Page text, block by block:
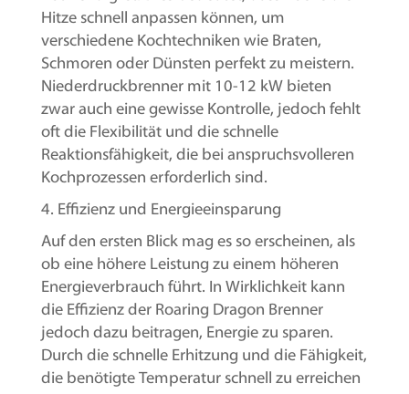
Hitze schnell anpassen können, um
verschiedene Kochtechniken wie Braten,
Schmoren oder Dünsten perfekt zu meistern.
Niederdruckbrenner mit 10-12 kW bieten
zwar auch eine gewisse Kontrolle, jedoch fehlt
oft die Flexibilität und die schnelle
Reaktionsfähigkeit, die bei anspruchsvolleren
Kochprozessen erforderlich sind.
4. Effizienz und Energieeinsparung
Auf den ersten Blick mag es so erscheinen, als
ob eine höhere Leistung zu einem höheren
Energieverbrauch führt. In Wirklichkeit kann
die Effizienz der Roaring Dragon Brenner
jedoch dazu beitragen, Energie zu sparen.
Durch die schnelle Erhitzung und die Fähigkeit,
die benötigte Temperatur schnell zu erreichen